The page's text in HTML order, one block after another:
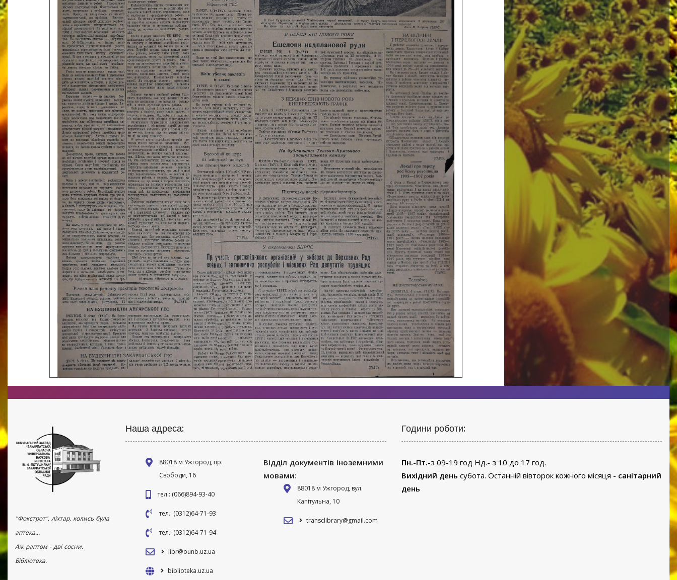
"Фокстрот", ліхтар, колись була
аптека...
Аж раптом - дві сосни.
Бібліотека.
Наша адреса:
88018 м Ужгород, пр.
Свободи, 16
тел.: (066)894-93-40
тел.: (0312)64-71-93
тел.: (0312)64-71-94
libr@ounb.uz.ua
biblioteka.uz.ua
Відділ документів іноземними
мовами:
88018 м Ужгород, вул.
Капітульна, 10
transclibrary@gmail.com
Години роботи:
Пн.-Пт.-з 09-19 год Нд.- з 10 до 17 год.
Вихідний день субота. Останній вівторок кожного місяця - санітарний
день